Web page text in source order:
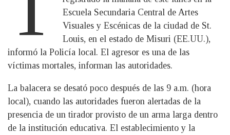
Escuela Secundaria Central de Artes
Visuales y Escénicas de la ciudad de St.
Louis, en el estado de Misuri (EE.UU.),
informó la Policía local. El agresor es una de las
víctimas mortales, informan las autoridades.
La balacera se desató poco después de las 9 a.m. (hora
local), cuando las autoridades fueron alertadas de la
presencia de un tirador provisto de un arma larga dentro
de la institución educativa. El establecimiento y la